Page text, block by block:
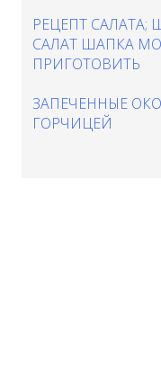
РЕЦЕПТ
САЛАТ ШАПКА
ПРИГОТОВИТЬ
ЗАПЕЧЕННЫЕ
ГОРЧИЦЕЙ